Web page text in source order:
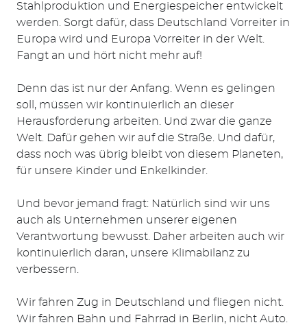
Stahlproduktion und Energiespeicher entwickelt
werden. Sorgt dafür, dass Deutschland Vorreiter in
Europa wird und Europa Vorreiter in der Welt.
Fangt an und hört nicht mehr auf!
Denn das ist nur der Anfang. Wenn es gelingen
soll, müssen wir kontinuierlich an dieser
Herausforderung arbeiten. Und zwar die ganze
Welt. Dafür gehen wir auf die Straße. Und dafür,
dass noch was übrig bleibt von diesem Planeten,
für unsere Kinder und Enkelkinder.
Und bevor jemand fragt: Natürlich sind wir uns
auch als Unternehmen unserer eigenen
Verantwortung bewusst. Daher arbeiten auch wir
kontinuierlich daran, unsere Klimabilanz zu
verbessern.
Wir fahren Zug in Deutschland und fliegen nicht.
Wir fahren Bahn und Fahrrad in Berlin, nicht Auto.